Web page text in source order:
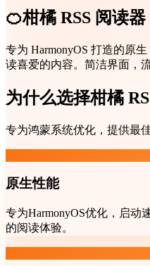
🍊柑橘 RSS 阅读器
专为 HarmonyOS 打造的原
读喜爱的内容。简洁界面，
为什么选择柑橘
专为鸿蒙系统优化，提供最
原生性能
专为HarmonyOS优化，启动
的阅读体验。